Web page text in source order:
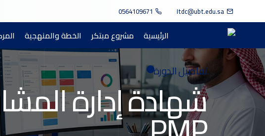
0564109671 Itdc@ubt.edu.sa
الرئيسية مشروع مبتكر الخطة والمنهجية
تفاصيل الدورة
شهادة إدارة